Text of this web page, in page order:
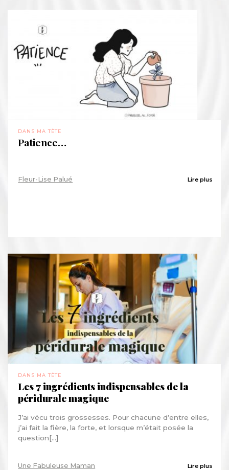
DANS MA TÊTE
Patience…
Fleur-Lise Palué Lire plus
DANS MA TÊTE
Les 7 ingrédients indispensables de la
péridurale magique
J’ai vécu trois grossesses. Pour chacune d’entre elles,
j’ai fait la fière, la forte, et lorsque m’était posée la
question[...]
Une Fabuleuse Maman Lire plus